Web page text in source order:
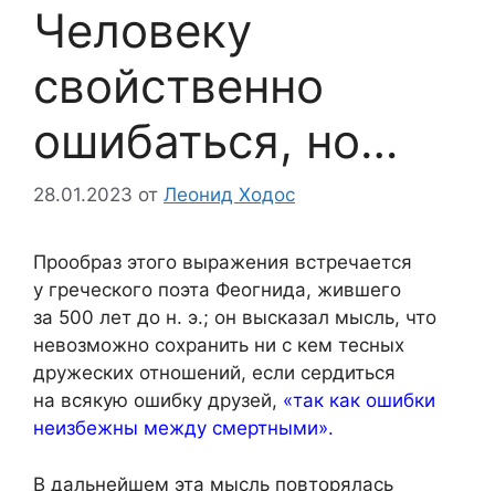
Человеку
свойственно
ошибаться, но…
28.01.2023 от Леонид Ходос
Прообраз этого выражения встречается
у греческого поэта Феогнида, жившего
за 500 лет до н. э.; он высказал мысль, что
невозможно сохранить ни с кем тесных
дружеских отношений, если сердиться
на всякую ошибку друзей, «так как ошибки
неизбежны между смертными».
В дальнейшем эта мысль повторялась